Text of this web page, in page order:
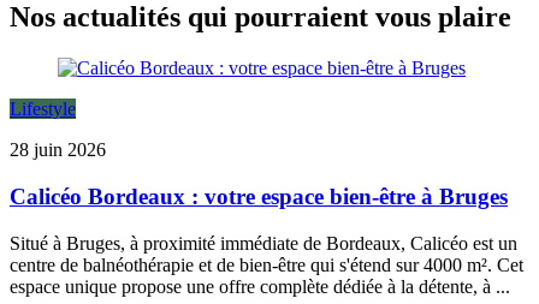
Nos actualités qui pourraient vous plaire
Lifestyle
28 juin 2026
Calicéo Bordeaux : votre espace bien-être à Bruges
Situé à Bruges, à proximité immédiate de Bordeaux, Calicéo est un
centre de balnéothérapie et de bien-être qui s'étend sur 4000 m². Cet
espace unique propose une offre complète dédiée à la détente, à ...